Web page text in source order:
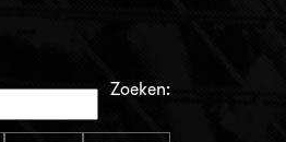
Zoeken: